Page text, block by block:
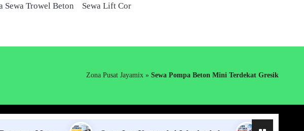
Sewa Trowel Beton Sewa Lift Cor
Zona Pusat Jayamix » Sewa Pompa Beton Mini Terdekat Gresik